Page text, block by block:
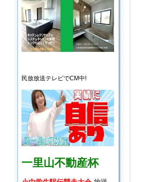
民放放送テレビでCM中!
一里山不動産杯